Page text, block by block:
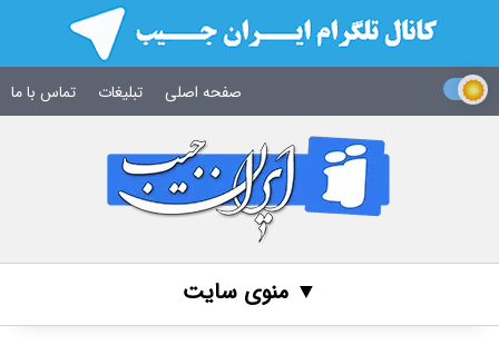
صفحه اصلی تبلیغات تماس با ما
▼ منوی سایت